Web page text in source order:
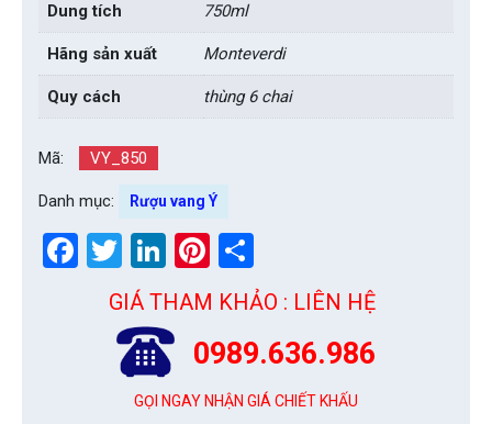
Dung tích 750ml
Hãng sản xuất Monteverdi
Quy cách thùng 6 chai
Mã: VY_850
Danh mục: Rượu vang Ý
Facebook
Twitter
LinkedIn
Pinterest
GIÁ THAM KHẢO : LIÊN HỆ
0989.636.986
GỌI NGAY NHẬN GIÁ CHIẾT KHẤU